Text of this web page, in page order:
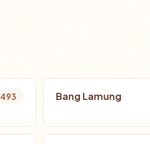
493 Bang Lamung